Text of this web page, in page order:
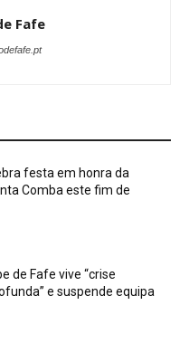
Fafe
festa em honra da
Comba este fim de
de Fafe vive “crise
e suspende equipa